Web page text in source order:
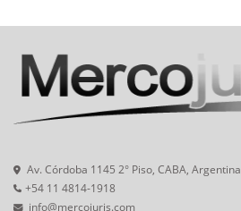
Av. Córdoba 1145 2° Piso, CABA, Argentina
+54 11 4814-1918
info@mercojuris.com